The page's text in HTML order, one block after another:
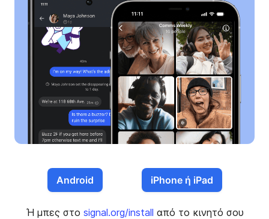
Android iPhone ή iPad
Ή μπες στο signal.org/install από το κινητό σου